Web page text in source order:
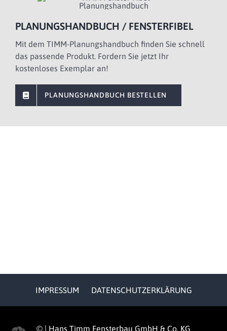
PLANUNGSHANDBUCH / FENSTERFIBEL
Mit dem TIMM-Planungshandbuch finden Sie schnell
das passende Produkt. Fordern Sie jetzt Ihr
kostenloses Exemplar an!
PLANUNGSHANDBUCH BESTELLEN
IMPRESSUM DATENSCHUTZERKLÄRUNG
© | Hans Timm Fensterbau GmbH & Co. KG